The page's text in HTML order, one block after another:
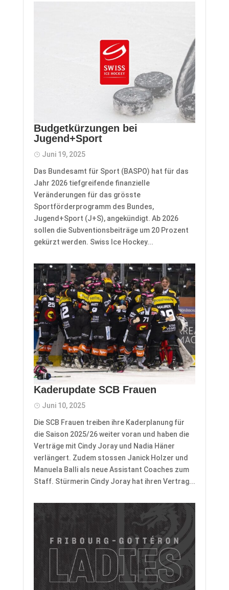
Budgetkürzungen bei
Jugend+Sport
Juni 19, 2025
​Das Bundesamt für Sport (BASPO) hat für das
Jahr 2026 tiefgreifende finanzielle
Veränderungen für das grösste
Sportförderprogramm des Bundes,
Jugend+Sport (J+S), angekündigt. Ab 2026
sollen die Subventionsbeiträge um 20 Prozent
gekürzt werden. Swiss Ice Hockey...
Kaderupdate SCB Frauen
Juni 10, 2025
Die SCB Frauen treiben ihre Kaderplanung für
die Saison 2025/26 weiter voran und haben die
Verträge mit Cindy Joray und Nadia Häner
verlängert. Zudem stossen Janick Holzer und
Manuela Balli als neue Assistant Coaches zum
Staff. Stürmerin Cindy Joray hat ihren Vertrag...